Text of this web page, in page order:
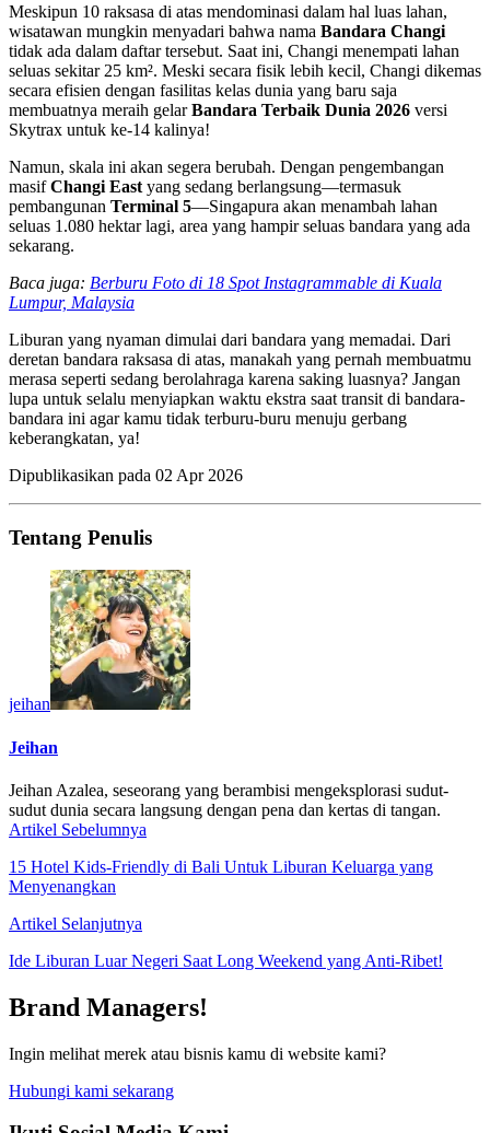
Meskipun 10 raksasa di atas mendominasi dalam hal luas lahan,
wisatawan mungkin menyadari bahwa nama Bandara Changi
tidak ada dalam daftar tersebut. Saat ini, Changi menempati lahan
seluas sekitar 25 km². Meski secara fisik lebih kecil, Changi dikemas
secara efisien dengan fasilitas kelas dunia yang baru saja
membuatnya meraih gelarBandara Terbaik Dunia 2026 versi
Skytrax untuk ke-14 kalinya!
Namun, skala ini akan segera berubah. Dengan pengembangan
masifChangi East yang sedang berlangsung—termasuk
pembangunan Terminal 5—Singapura akan menambah lahan
seluas 1.080 hektar lagi, area yang hampir seluas bandara yang ada
sekarang.
Baca juga: Berburu Foto di 18 Spot Instagrammable di Kuala
Lumpur, Malaysia
Liburan yang nyaman dimulai dari bandara yang memadai. Dari
deretan bandara raksasa di atas, manakah yang pernah membuatmu
merasa seperti sedang berolahraga karena saking luasnya? Jangan
lupa untuk selalu menyiapkan waktu ekstra saat transit di bandara-
bandara ini agar kamu tidak terburu-buru menuju gerbang
keberangkatan, ya!
Dipublikasikan pada 02 Apr 2026
Tentang Penulis
jeihan
Jeihan
Jeihan Azalea, seseorang yang berambisi mengeksplorasi sudut-
sudut dunia secara langsung dengan pena dan kertas di tangan.
Artikel Sebelumnya
15 Hotel Kids-Friendly di Bali Untuk Liburan Keluarga yang
Menyenangkan
Artikel Selanjutnya
Ide Liburan Luar Negeri Saat Long Weekend yang Anti-Ribet!
Brand Managers!
Ingin melihat merek atau bisnis kamu di website kami?
Hubungi kami sekarang